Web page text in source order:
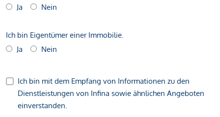
Ja
Nein
Ich bin Eigentümer einer Immobilie.
Ja
Nein
Ich bin mit dem Empfang von Informationen zu den
Dienstleistungen von Infina sowie ähnlichen Angeboten
einverstanden.